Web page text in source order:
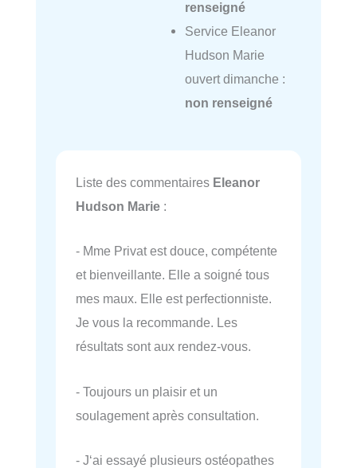
renseigné
Service Eleanor
Hudson Marie
ouvert dimanche :
non renseigné
Liste des commentaires Eleanor
Hudson Marie :
- Mme Privat est douce, compétente
et bienveillante. Elle a soigné tous
mes maux. Elle est perfectionniste.
Je vous la recommande. Les
résultats sont aux rendez-vous.
- Toujours un plaisir et un
soulagement après consultation.
- J‘ai essayé plusieurs ostéopathes